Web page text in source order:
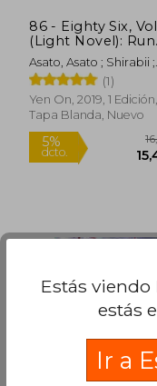
5%
dcto.
86 - Eighty Six,
(Light Novel): Run
Through the
Battlefront (Start)
Inglés)
Asato, Asato ; Shirabii ;
Lempert, Roman
(1)
Yen On, 2019, 1 Edición,
Tapa Blanda, Nuevo
Estás viendo
estás
Ir a